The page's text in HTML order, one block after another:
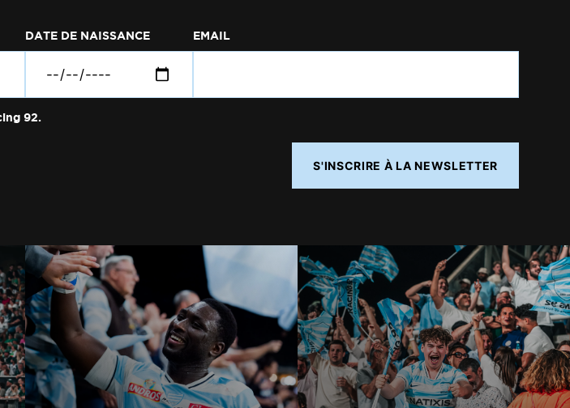
DATE DE NAISSANCE EMAIL
92.
S'INSCRIRE À LA NEWSLETTER